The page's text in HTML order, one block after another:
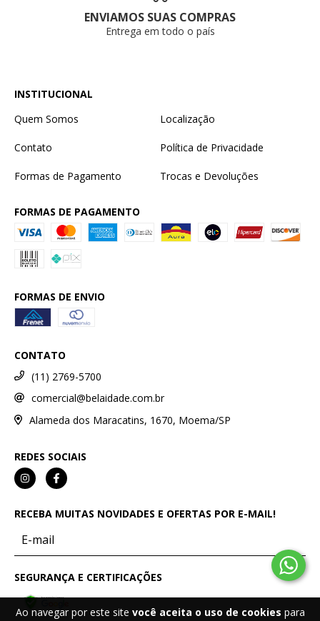
Ao navegar por este site você aceita o uso de cookies para
ENVIAMOS SUAS COMPRAS
Entrega em todo o país
INSTITUCIONAL
Quem Somos
Localização
Contato Política de Privacidade
Formas de Pagamento Trocas e Devoluções
FORMAS DE PAGAMENTO
FORMAS DE ENVIO
CONTATO
(11) 2769-5700
comercial@belaidade.com.br
Alameda dos Maracatins, 1670, Moema/SP
REDES SOCIAIS
RECEBA MUITAS NOVIDADES E OFERTAS POR E-MAIL!
SEGURANÇA E CERTIFICAÇÕES